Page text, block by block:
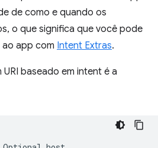
de como e quando os
o que significa que você pode
app com Intent Extras.
baseado em intent é a